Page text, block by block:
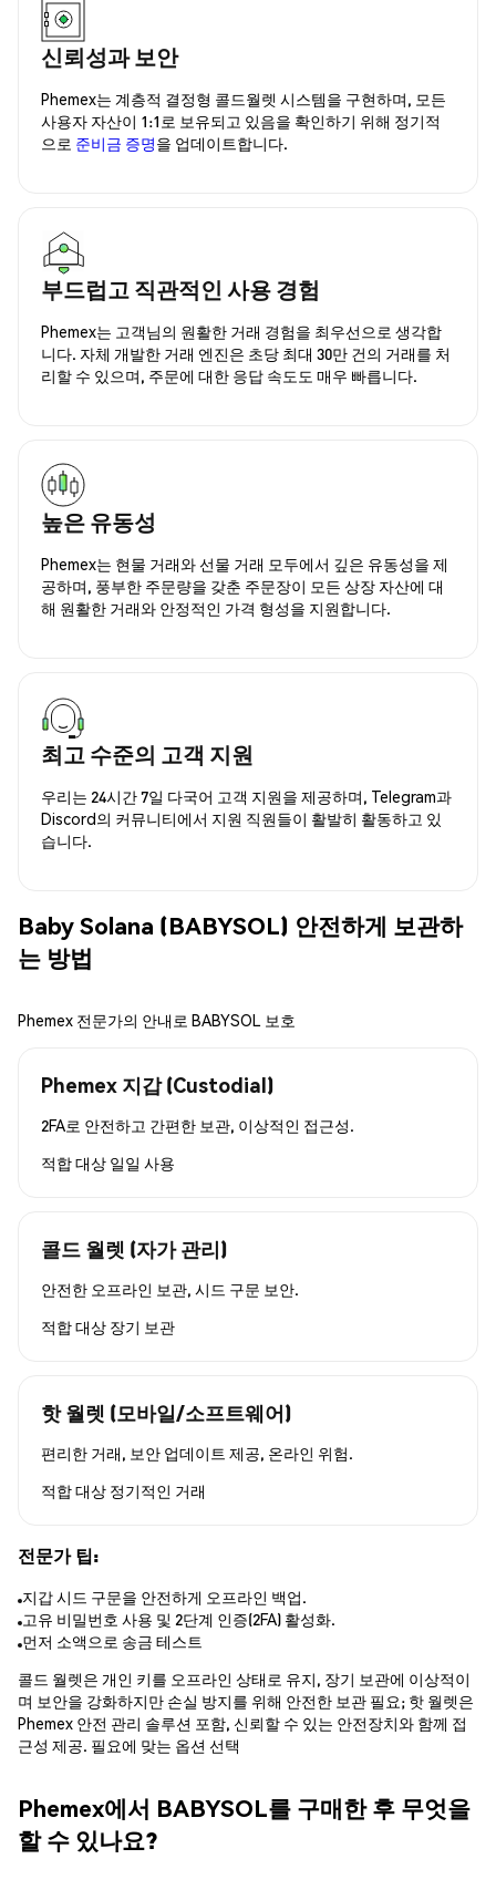
신뢰성과 보안
Phemex는 계층적 결정형 콜드월렛 시스템을 구현하며, 모든
사용자 자산이 1:1로 보유되고 있음을 확인하기 위해 정기적
으로 준비금 증명을 업데이트합니다.
부드럽고 직관적인 사용 경험
Phemex는 고객님의 원활한 거래 경험을 최우선으로 생각합
니다. 자체 개발한 거래 엔진은 초당 최대 30만 건의 거래를 처
리할 수 있으며, 주문에 대한 응답 속도도 매우 빠릅니다.
높은 유동성
Phemex는 현물 거래와 선물 거래 모두에서 깊은 유동성을 제
공하며, 풍부한 주문량을 갖춘 주문장이 모든 상장 자산에 대
해 원활한 거래와 안정적인 가격 형성을 지원합니다.
최고 수준의 고객 지원
우리는 24시간 7일 다국어 고객 지원을 제공하며, Telegram과
Discord의 커뮤니티에서 지원 직원들이 활발히 활동하고 있
습니다.
Baby Solana (BABYSOL) 안전하게 보관하
는 방법
Phemex 전문가의 안내로 BABYSOL 보호
Phemex 지갑 (Custodial)
2FA로 안전하고 간편한 보관, 이상적인 접근성.
적합 대상 일일 사용
콜드 월렛 (자가 관리)
안전한 오프라인 보관, 시드 구문 보안.
적합 대상 장기 보관
핫 월렛 (모바일/소프트웨어)
편리한 거래, 보안 업데이트 제공, 온라인 위험.
적합 대상 정기적인 거래
전문가 팁:
지갑 시드 구문을 안전하게 오프라인 백업.
고유 비밀번호 사용 및 2단계 인증(2FA) 활성화.
먼저 소액으로 송금 테스트
콜드 월렛은 개인 키를 오프라인 상태로 유지, 장기 보관에 이상적이
며 보안을 강화하지만 손실 방지를 위해 안전한 보관 필요; 핫 월렛은
Phemex 안전 관리 솔루션 포함, 신뢰할 수 있는 안전장치와 함께 접
근성 제공. 필요에 맞는 옵션 선택
Phemex에서 BABYSOL를 구매한 후 무엇을
할 수 있나요?